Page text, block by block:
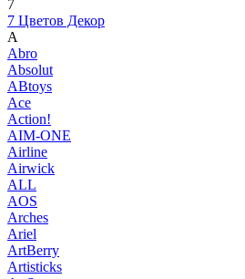
7
7 Цветов Декор
A
Abro
Absolut
ABtoys
Ace
Action!
AIM-ONE
Airline
Airwick
ALL
AOS
Arches
Ariel
ArtBerry
Artisticks